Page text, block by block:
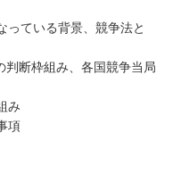
ている背景、競争法と
、各国競争当局
み
項